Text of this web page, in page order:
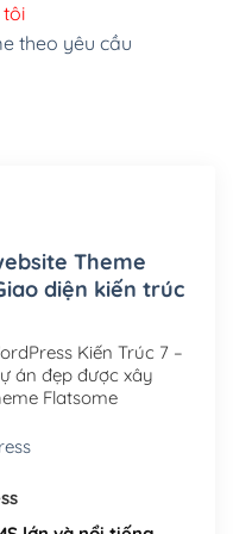
Wordpress(+100,000₫)
(1 năm)
(+550,000₫)
tôi
theo yêu cầu
Theme
diện kiến trúc
Kiến Trúc 7 –
án đẹp được xây
Flatsome